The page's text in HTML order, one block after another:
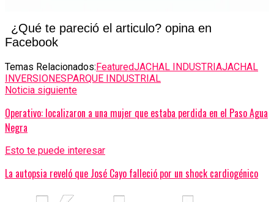
¿Qué te pareció el articulo? opina en
Facebook
Temas Relacionados: FeaturedJACHAL INDUSTRIAJACHAL
INVERSIONES PARQUE INDUSTRIAL
Noticia siguiente
Operativo: localizaron a una mujer que estaba perdida en el Paso Agua
Negra
Esto te puede interesar
La autopsia reveló que José Cayo falleció por un shock cardiogénico